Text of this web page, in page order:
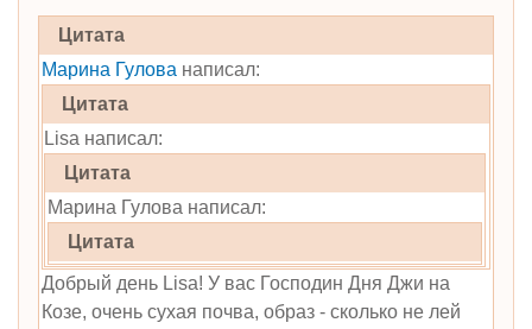
Цитата
Марина Гулова написал:
Цитата
Lisa написал:
Цитата
Марина Гулова написал:
Цитата
Добрый день Lisa! У вас Господин Дня Джи на
Козе, очень сухая почва, образ - сколько не лей